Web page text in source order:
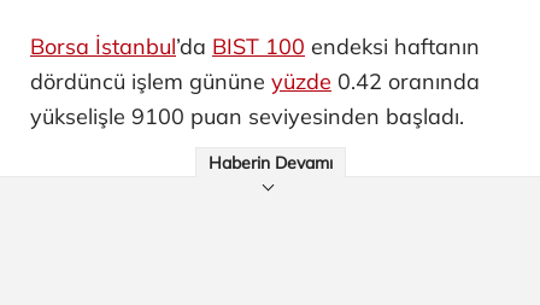
Borsa İstanbul’da BIST 100 endeksi haftanın
dördüncü işlem gününe yüzde 0.42 oranında
yükselişle 9100 puan seviyesinden başladı.
Haberin Devamı